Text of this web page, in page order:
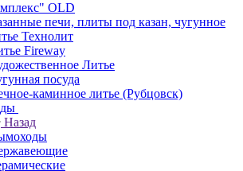
OLD
печи, плиты под казан, чугунное
Технолит
Fireway
Литье
посуда
каминное литье (Рубцовск)
Назад